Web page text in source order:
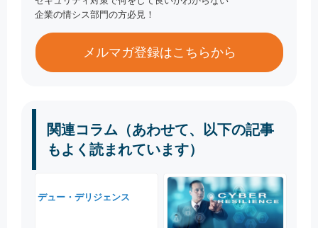
企業の情シス部門の方必見！
メルマガ登録はこちらから
関連コラム（あわせて、以下の記事
もよく読まれています）
デュー・デリジェンス